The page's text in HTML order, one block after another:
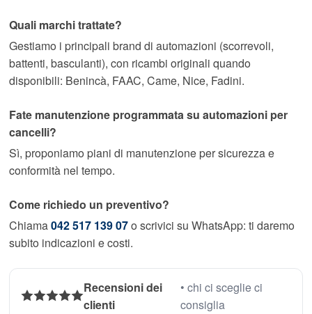
Quali marchi trattate?
Gestiamo i principali brand di automazioni (scorrevoli,
battenti, basculanti), con ricambi originali quando
disponibili: Benincà, FAAC, Came, Nice, Fadini.
Fate manutenzione programmata su automazioni per
cancelli?
Sì, proponiamo piani di manutenzione per sicurezza e
conformità nel tempo.
Come richiedo un preventivo?
Chiama042 517 139 07o scrivici su WhatsApp: ti daremo
subito indicazioni e costi.
Recensioni dei
clienti
• chi ci sceglie ci
consiglia